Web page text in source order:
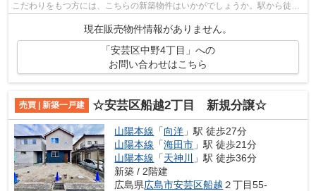
こだわりをもつ方には、こちらの新築物件はいかがでしょうか。駅から徒歩
現在販売物件情報がありません。
「安芸区中野4丁目」への
お問い合わせはこちら
売買 | 新築一戸建 ☆安芸区船越2丁目 新規分譲☆
山陽本線 「向洋 」駅 徒歩27分
山陽本線 「海田市 」駅 徒歩21分
山陽本線 「天神川
」駅 徒歩36分
新築 / 2階建
広島県広島市安芸区船越 ２丁目55-